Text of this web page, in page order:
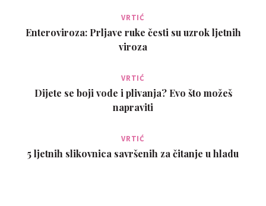
VRTIĆ
Enteroviroza: Prljave ruke česti su uzrok ljetnih
viroza
VRTIĆ
Dijete se boji vode i plivanja? Evo što možeš
napraviti
VRTIĆ
5 ljetnih slikovnica savršenih za čitanje u hladu